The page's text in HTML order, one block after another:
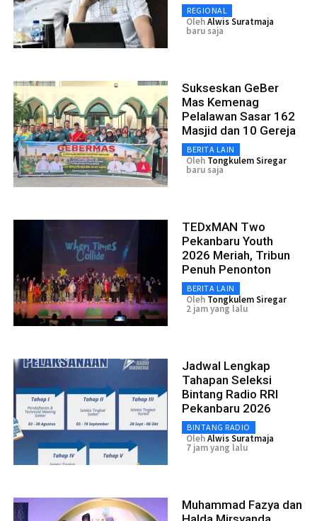
REGIONAL
OlehAlwis Suratmaja
baru saja
Sukseskan GeBer
Mas Kemenag
Pelalawan Sasar 162
Masjid dan 10 Gereja
BERITA LAIN
Oleh Tongkulem Siregar
baru saja
TEDxMAN Two
Pekanbaru Youth
2026 Meriah, Tribun
Penuh Penonton
BERITA LAIN
Oleh Tongkulem Siregar
2 jam yang lalu
Jadwal Lengkap
Tahapan Seleksi
Bintang Radio RRI
Pekanbaru 2026
BINTANG RADIO
OlehAlwis Suratmaja
7 jam yang lalu
Muhammad Fazya dan